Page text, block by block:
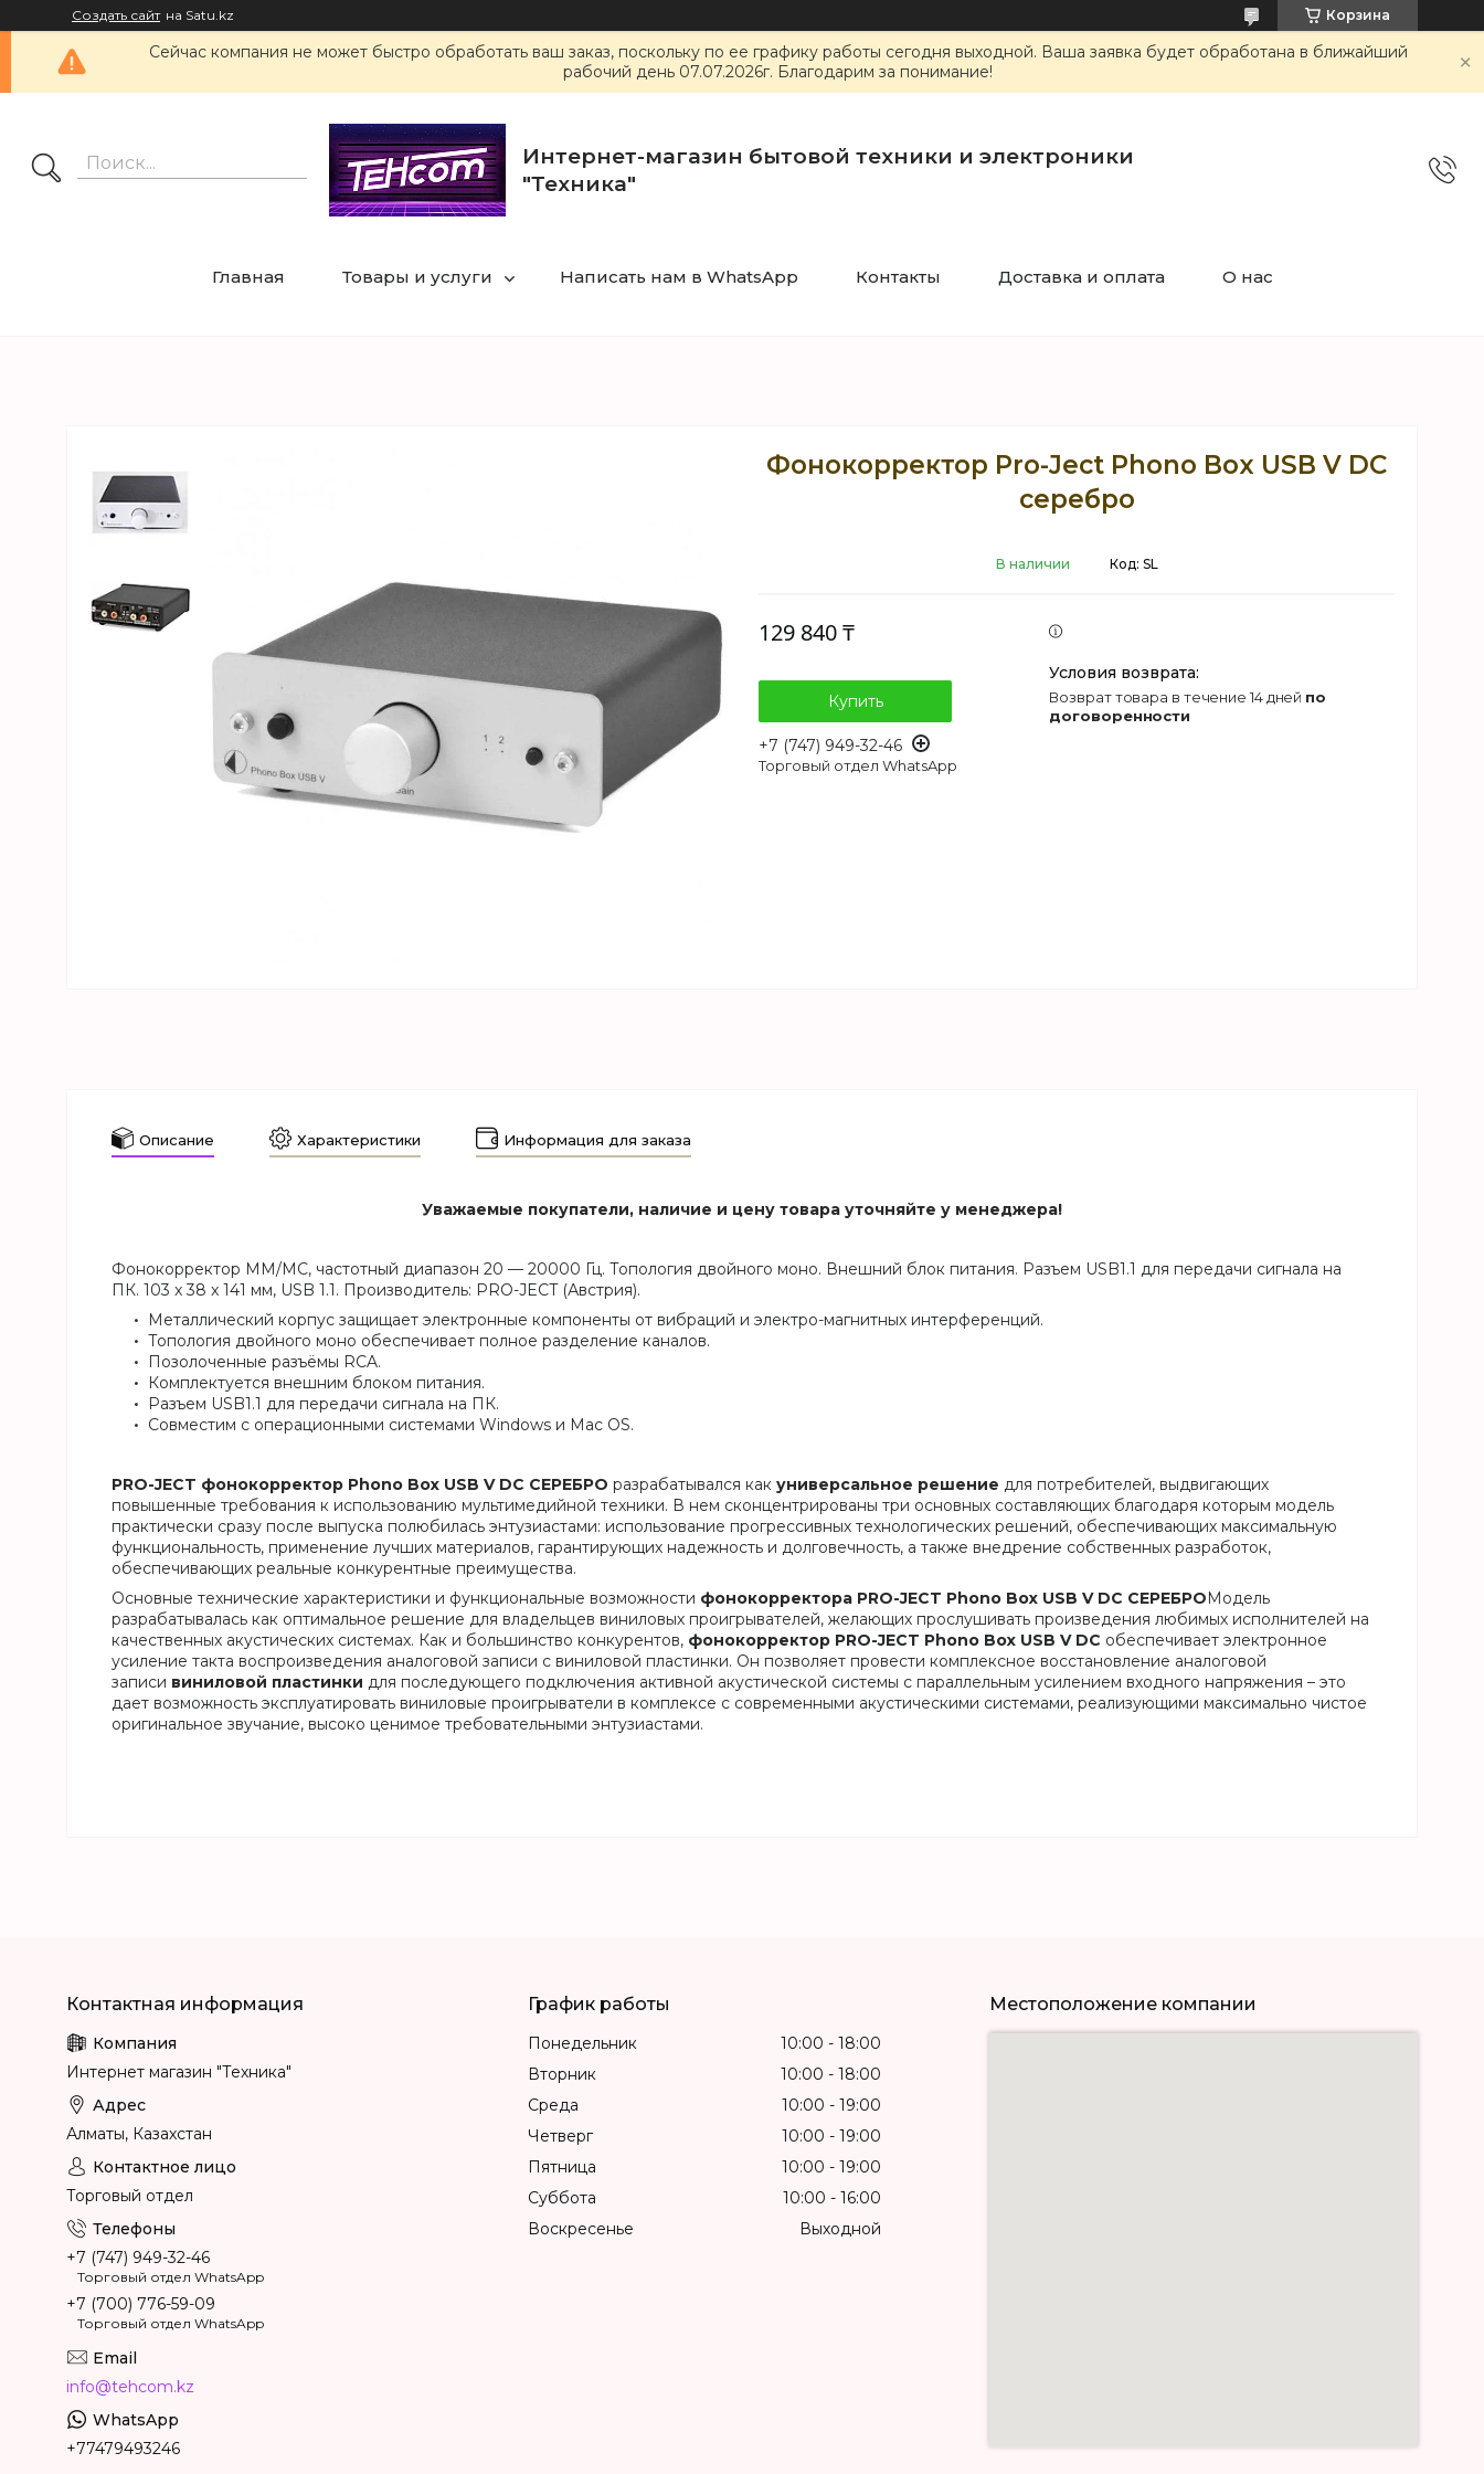
Создать сайт на Satu.kz Корзина
Сейчас компания не может быстро обработать ваш заказ, поскольку по ее графику работы сегодня выходной. Ваша заявка будет обработана в ближайший
рабочий день 07.07.2026г. Благодарим за понимание!
Интернет-магазин бытовой техники и электроники
"Техника"
Главная Товары и услуги Написать нам в WhatsApp Контакты Доставка и оплата О нас
Фонокорректор Pro-Ject Phono Box USB V DC
серебро
В наличии Код: SL
129 840 ₸
Купить
+7 (747) 949-32-46
Торговый отдел WhatsApp
возврат товара в течение 14 дней по
договоренности
Описание Характеристики Информация для заказа
Уважаемые покупатели, наличие и цену товара уточняйте у менеджера!
Фонокорректор ММ/МС, частотный диапазон 20 — 20000 Гц. Топология двойного моно. Внешний блок питания. Разъем USB1.1 для передачи сигнала на
ПК. 103 x 38 x 141 мм, USB 1.1. Производитель: PRO-JECT (Австрия).
Металлический корпус защищает электронные компоненты от вибраций и электро-магнитных интерференций.
Топология двойного моно обеспечивает полное разделение каналов.
Позолоченные разъёмы RCA.
Комплектуется внешним блоком питания.
Разъем USB1.1 для передачи сигнала на ПК.
Совместим с операционными системами Windows и Mac OS.
PRO-JECT фонокорректор Phono Box USB V DC СЕРЕБРО разрабатывался как универсальное решение для потребителей, выдвигающих
повышенные требования к использованию мультимедийной техники. В нем сконцентрированы три основных составляющих благодаря которым модель
практически сразу после выпуска полюбилась энтузиастами: использование прогрессивных технологических решений, обеспечивающих максимальную
функциональность, применение лучших материалов, гарантирующих надежность и долговечность, а также внедрение собственных разработок,
обеспечивающих реальные конкурентные преимущества.
Основные технические характеристики и функциональные возможности фонокорректора PRO-JECT Phono Box USB V DC СЕРЕБРО Модель
разрабатывалась как оптимальное решение для владельцев виниловых проигрывателей, желающих прослушивать произведения любимых исполнителей на
качественных акустических системах. Как и большинство конкурентов, фонокорректор PRO-JECT Phono Box USB V DC обеспечивает электронное
усиление такта воспроизведения аналоговой записи с виниловой пластинки. Он позволяет провести комплексное восстановление аналоговой
записи виниловой пластинки для последующего подключения активной акустической системы с параллельным усилением входного напряжения – это
дает возможность эксплуатировать виниловые проигрыватели в комплексе с современными акустическими системами, реализующими максимально чистое
оригинальное звучание, высоко ценимое требовательными энтузиастами.
Интернет магазин "Техника"
Алматы, Казахстан
Торговый отдел
+7 (747) 949-32-46
Торговый отдел WhatsApp
+7 (700) 776-59-09
Торговый отдел WhatsApp
info@tehcom.kz
+77479493246
График работы
Понедельник 10:00
18:00
Вторник
10:00
18:00
Среда
10:00
19:00
Четверг
10:00
19:00
Пятница
10:00
19:00
Суббота
10:00
16:00
Воскресенье
Выходной
Местоположение компании